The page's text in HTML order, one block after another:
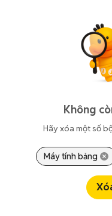
Không
Hãy xóa một số
Máy tính bảng